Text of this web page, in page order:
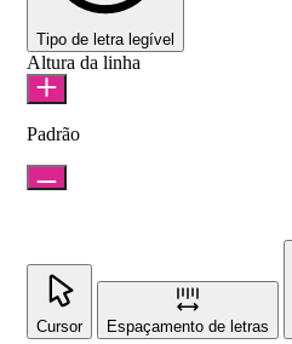
Tipo de letra legível
Altura da linha
Padrão
Cursor Espaçamento de letras